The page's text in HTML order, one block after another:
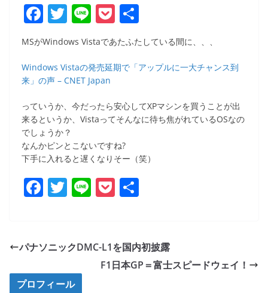
F
a
c
e
b
o
o
k
T
w
itt
er
Li
n
e
P
o
ck
et
有
MSがWindows Vistaであたふたしている間に、、、
Windows Vistaの発売延期で「アップルに一大チャンス到
来」の声 – CNET Japan
っていうか、今だったら安心してXPマシンを買うことが出
来るというか、Vistaってそんなに待ち焦がれているOSなの
でしょうか？
なんかピンとこないですね?
下手に入れると遅くなりそー（笑）
F
e
o
T
er
Li P
et
パナソニックDMC-L1を国内初披露
F1日本GP＝富士スピードウェイ！
プロフィール